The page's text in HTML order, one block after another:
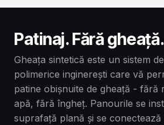
Patinaj. Fără gheață.
Gheața sintetică este un sistem
polimerice inginerești care vă
patine obișnuite de gheață - fără
apă, fără îngheț. Panourile se
suprafață plană și se